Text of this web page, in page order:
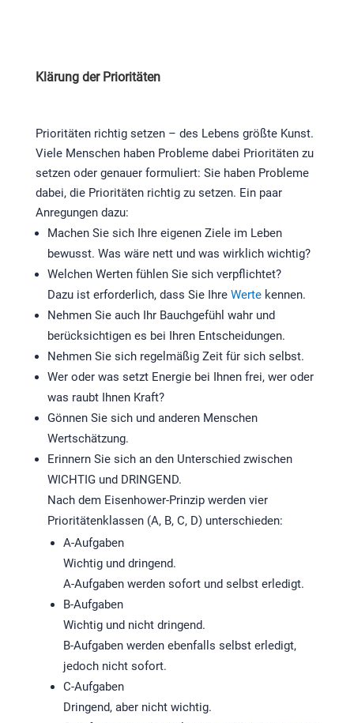
Klärung der Prioritäten
Prioritäten richtig setzen – des Lebens größte Kunst.
Viele Menschen haben Probleme dabei Prioritäten zu
setzen oder genauer formuliert: Sie haben Probleme
dabei, die Prioritäten richtig zu setzen. Ein paar
Anregungen dazu:
Machen Sie sich Ihre eigenen Ziele im Leben
bewusst. Was wäre nett und was wirklich wichtig?
Welchen Werten fühlen Sie sich verpflichtet?
Dazu ist erforderlich, dass Sie Ihre Wertekennen.
Nehmen Sie auch Ihr Bauchgefühl wahr und
berücksichtigen es bei Ihren Entscheidungen.
Nehmen Sie sich regelmäßig Zeit für sich selbst.
Wer oder was setzt Energie bei Ihnen frei, wer oder
was raubt Ihnen Kraft?
Gönnen Sie sich und anderen Menschen
Wertschätzung.
Erinnern Sie sich an den Unterschied zwischen
WICHTIG und DRINGEND.
Nach dem Eisenhower-Prinzip werden vier
Prioritätenklassen (A, B, C, D) unterschieden:
A-Aufgaben
Wichtig und dringend.
A-Aufgaben werden sofort und selbst erledigt.
B-Aufgaben
Wichtig und nicht dringend.
B-Aufgaben werden ebenfalls selbst erledigt,
jedoch nicht sofort.
C-Aufgaben
Dringend, aber nicht wichtig.